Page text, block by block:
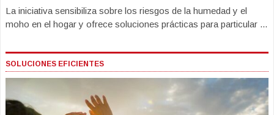
La iniciativa sensibiliza sobre los riesgos de la humedad y el
moho en el hogar y ofrece soluciones prácticas para particular ...
SOLUCIONES EFICIENTES